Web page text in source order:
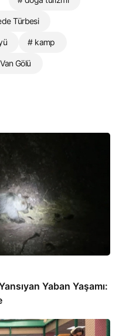
Türbesi
# kamp
Gölü
Yaban Yaşamı: